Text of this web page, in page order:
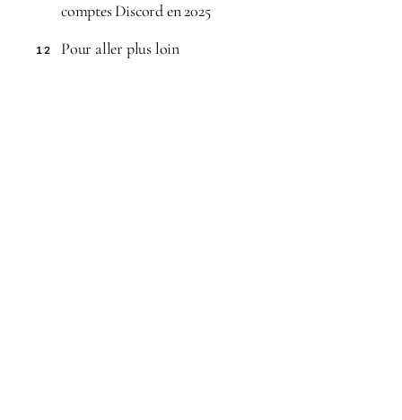
comptes Discord en 2025
12 Pour aller plus loin